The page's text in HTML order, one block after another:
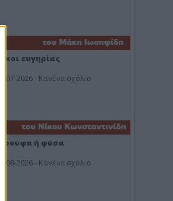
Οίκοι ευγηρίας
24-07-2026 - Κανένα σχόλιο
Ή ρούφα ή φύσα
03-08-2026 - Κανένα σχόλιο